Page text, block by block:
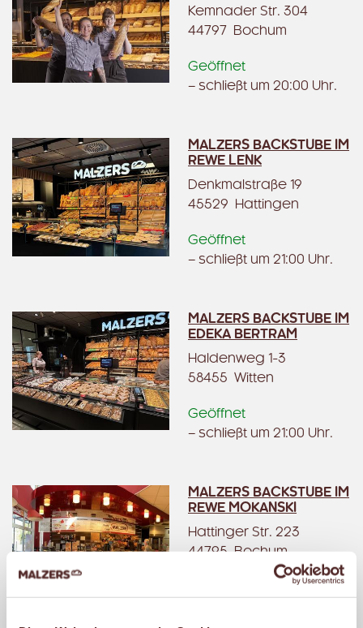
Kemnader Str. 304
44797 Bochum
Geöffnet
– schließt um 20:00 Uhr.
MALZERS BACKSTUBE IM
REWE LENK
Denkmalstraße 19
45529 Hattingen
Geöffnet
– schließt um 21:00 Uhr.
MALZERS BACKSTUBE IM
EDEKA BERTRAM
Haldenweg 1-3
58455 Witten
Geöffnet
– schließt um 21:00 Uhr.
MALZERS BACKSTUBE IM
REWE MOKANSKI
Hattinger Str. 223
44795 Bochum